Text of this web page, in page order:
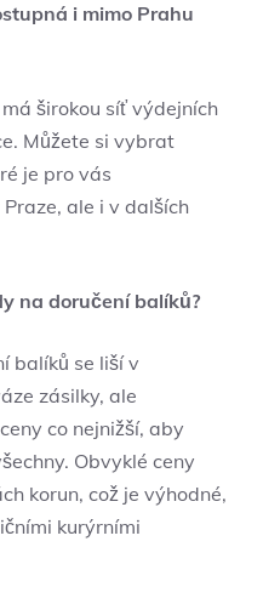
i mimo Prahu
širokou síť výdejních
Můžete si vybrat
je pro vás
ale i v dalších
na doručení balíků?
balíků se liší v
zásilky, ale
co nejnižší, aby
Obvyklé ceny
korun, což je výhodné,
kurýrními